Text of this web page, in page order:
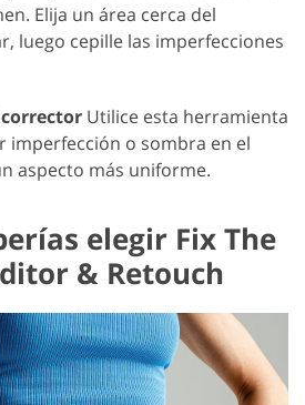
Elija un área cerca del
luego cepille las imperfecciones
Utilice esta herramienta
imperfección o sombra en el
aspecto más uniforme.
elegir Fix The
& Retouch